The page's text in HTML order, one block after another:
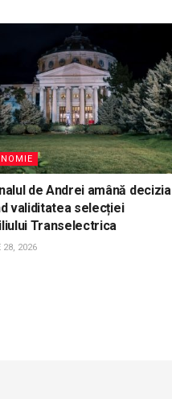
de Andrei amână decizia
validitatea selecției
Transelectrica
2026